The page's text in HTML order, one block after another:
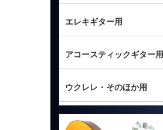
エレキギター用
アコースティックギター用
ウクレレ・そのほか用